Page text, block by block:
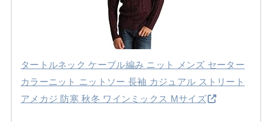
タートルネック ケーブル編み ニット メンズ セーター
カラーニット ニットソー 長袖 カジュアル ストリート
アメカジ 防寒 秋冬 ワインミックス Mサイズ